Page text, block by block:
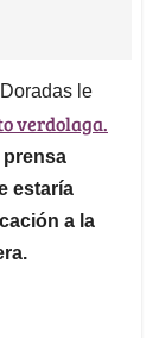
le
verdolaga.
prensa
estaría
a la